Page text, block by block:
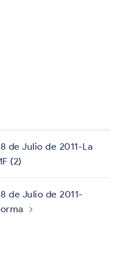
de Julio de 2011-La
(2)
de Julio de 2011-